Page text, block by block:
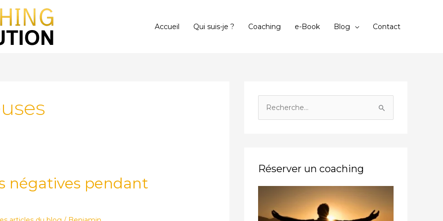
Accueil Qui suis-je ? Coaching e-Book Blog Contact
négatives pendant
e
Réserver un coaching